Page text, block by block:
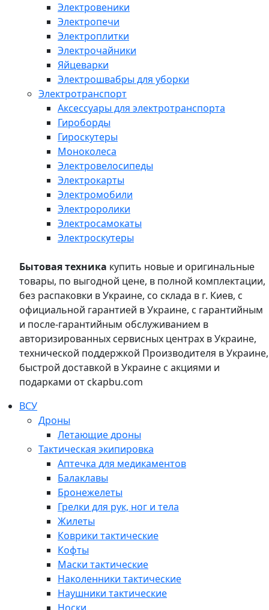
Электровеники
Электропечи
Электроплитки
Электрочайники
Яйцеварки
Электрошвабры для уборки
Электротранспорт
Аксессуары для электротранспорта
Гироборды
Гироскутеры
Моноколеса
Электровелосипеды
Электрокарты
Электромобили
Электроролики
Электросамокаты
Электроскутеры
Бытовая техника купить новые и оригинальные
товары, по выгодной цене, в полной комплектации,
без распаковки в Украине, со склада в г. Киев, с
официальной гарантией в Украине, с гарантийным
и после-гарантийным обслуживанием в
авторизированных сервисных центрах в Украине,
технической поддержкой Производителя в Украине,
быстрой доставкой в Украине с акциями и
подарками от ckapbu.com
ВСУ
Дроны
Летающие дроны
Тактическая экипировка
Аптечка для медикаментов
Балаклавы
Бронежелеты
Грелки для рук, ног и тела
Жилеты
Коврики тактические
Кофты
Маски тактические
Наколенники тактические
Наушники тактические